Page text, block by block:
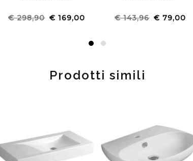
€ 298,90 € 169,00 € 143,96 € 79,00
Prodotti simili